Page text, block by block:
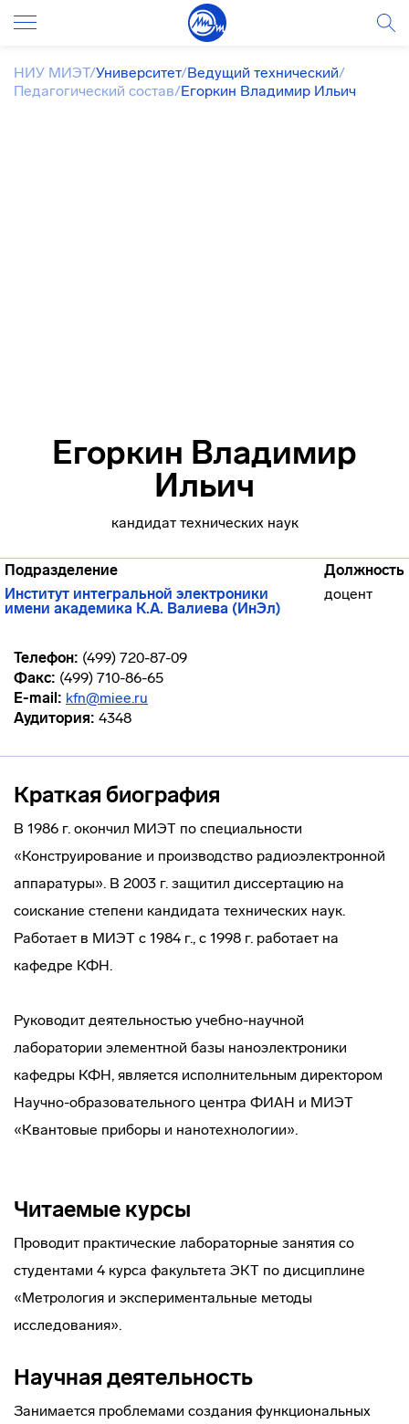
НИУ МИЭТ/Университет/Ведущий технический/
Педагогический состав/Егоркин Владимир Ильич
Егоркин Владимир
Ильич
кандидат технических наук
Подразделение
Должность
Институт интегральной электроники
имени академика К.А. Валиева (ИнЭл)
доцент
Телефон: (499) 720-87-09
Факс: (499) 710-86-65
E-mail: kfn@miee.ru
Аудитория: 4348
Краткая биография
В 1986 г. окончил МИЭТ по специальности
«Конструирование и производство радиоэлектронной
аппаратуры». В 2003 г. защитил диссертацию на
соискание степени кандидата технических наук.
Работает в МИЭТ с 1984 г., с 1998 г. работает на
кафедре КФН.
Руководит деятельностью учебно-научной
лаборатории элементной базы наноэлектроники
кафедры КФН, является исполнительным директором
Научно-образовательного центра ФИАН и МИЭТ
«Квантовые приборы и нанотехнологии».
Читаемые курсы
Проводит практические лабораторные занятия со
студентами 4 курса факультета ЭКТ по дисциплине
«Метрология и экспериментальные методы
исследования».
Научная деятельность
Занимается проблемами создания функциональных